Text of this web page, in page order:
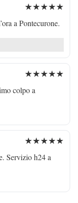
★★★★★
a Pontecurone.
★★★★★
colpo a
★★★★★
Servizio h24 a